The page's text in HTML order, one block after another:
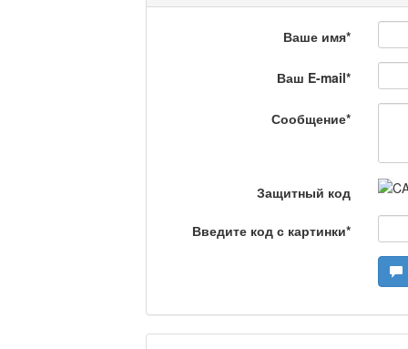
Сделано в Актобе /
Станем чемпионами
Ваше имя*
Ваш E-mail*
Сообщение*
Защитный код
Введите код с картинки*